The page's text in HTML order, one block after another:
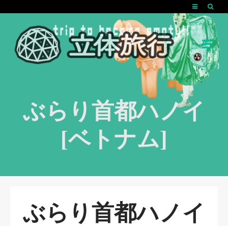
ぶらり首都ハノイ
[ベトナム]
ぶらり首都ハノイ